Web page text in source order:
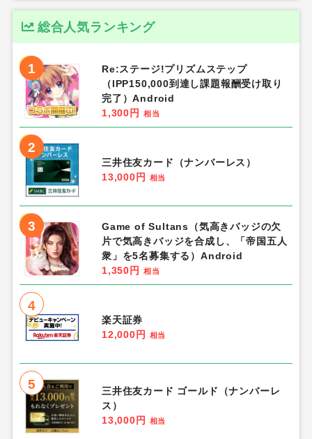
総合人気ランキング
1
Re:ステージ!プリズムステップ
（IPP150,000到達し課題報酬受け取り
完了）Android
1,300円
相当
2
三井住友カード（ナンバーレス）
13,000円
相当
3
Game of Sultans（気高きバッジの欠
片で気高きバッジを合成し、「帝国五人
衆」を5名募集する）Android
1,350円
相当
4
楽天証券
12,000円
相当
5
三井住友カード ゴールド（ナンバーレ
ス）
13,000円
相当